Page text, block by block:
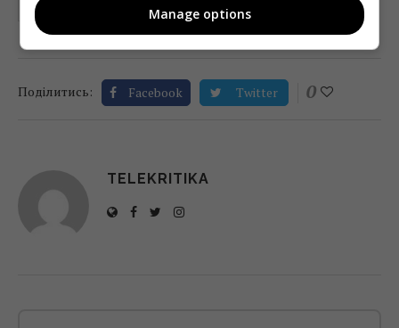
SES ИССЛЕДОВАНИЕ ТВ
Поділитись: Facebook Twitter 0
TELEKRITIKA
Manage options